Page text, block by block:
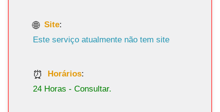
Site:
Este serviço atualmente não tem site
Horários:
24 Horas - Consultar.